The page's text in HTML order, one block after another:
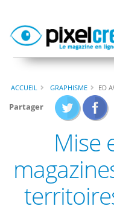
ACCUEIL GRAPHISME ED
Partager
Mise